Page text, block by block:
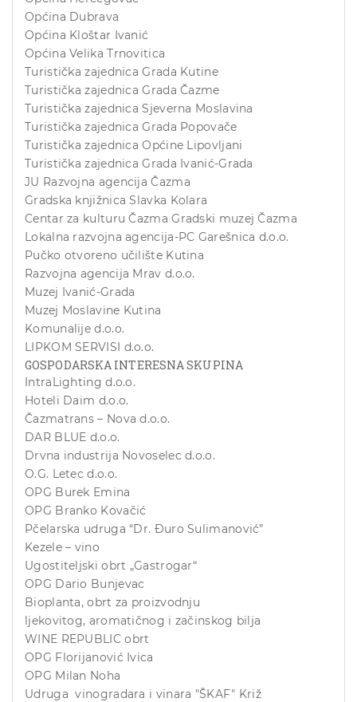
Općina Dubrava
Općina Kloštar Ivanić
Općina Velika Trnovitica
Turistička zajednica Grada Kutine
Turistička zajednica Grada Čazme
Turistička zajednica Sjeverna Moslavina
Turistička zajednica Grada Popovače
Turistička zajednica Općine Lipovljani
Turistička zajednica Grada Ivanić-Grada
JU Razvojna agencija Čazma
Gradska knjižnica Slavka Kolara
Centar za kulturu Čazma Gradski muzej Čazma
Lokalna razvojna agencija-PC Garešnica d.o.o.
Pučko otvoreno učilište Kutina
Razvojna agencija Mrav d.o.o.
Muzej Ivanić-Grada
Muzej Moslavine Kutina
Komunalije d.o.o.
LIPKOM SERVISI d.o.o.
GOSPODARSKA INTERESNA SKUPINA
IntraLighting d.o.o.
Hoteli Daim d.o.o.
Čazmatrans – Nova d.o.o.
DAR BLUE d.o.o.
Drvna industrija Novoselec d.o.o.
O.G. Letec d.o.o.
OPG Burek Emina
OPG Branko Kovačić
Pčelarska udruga “Dr. Đuro Sulimanović”
Kezele – vino
Ugostiteljski obrt „Gastrogar“
OPG Dario Bunjevac
Bioplanta, obrt za proizvodnju
ljekovitog, aromatičnog i začinskog bilja
WINE REPUBLIC obrt
OPG Florijanović Ivica
OPG Milan Noha
Udruga vinogradara i vinara "ŠKAF" Križ